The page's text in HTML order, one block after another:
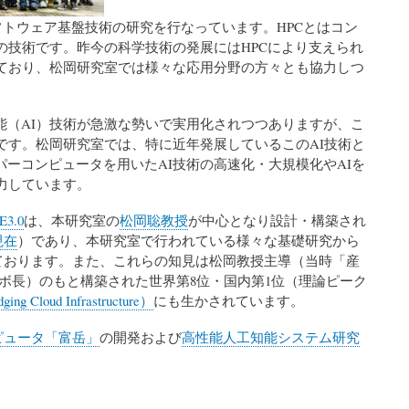
ウェア基盤技術の研究を行なっています。HPCとはコン
術です。昨今の科学技術の発展にはHPCにより支えられ
り、松岡研究室では様々な応用分野の方々とも協力しつ
AI）技術が急激な勢いで実用化されつつありますが、こ
。松岡研究室では、特に近年発展しているこのAI技術と
コンピュータを用いたAI技術の高速化・大規模化やAIを
ています。
は、本研究室の松岡聡教授が中心となり設計・構築され
在）であり、本研究室で行われている様々な基礎研究から
ります。また、これらの知見は松岡教授主導（当時「産
）のもと構築された世界第8位・国内第1位（理論ピーク
Cloud Infrastructure） にも生かされています。
ータ「富岳」 の開発および高性能人工知能システム研究